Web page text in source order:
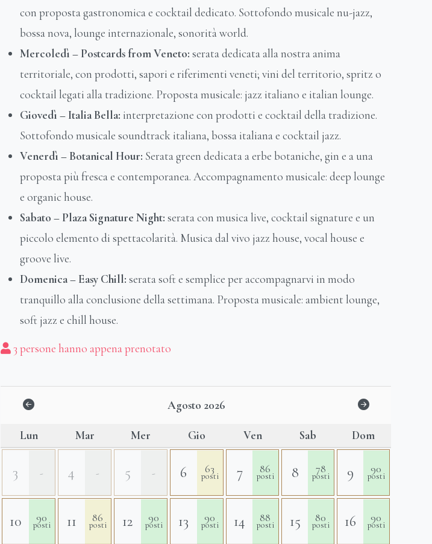
con proposta gastronomica e cocktail dedicato. Sottofondo musicale nu-jazz,
bossa nova, lounge internazionale, sonorità world.
Mercoledì – Postcards from Veneto: serata dedicata alla nostra anima
territoriale, con prodotti, sapori e riferimenti veneti; vini del territorio, spritz o
cocktail legati alla tradizione. Proposta musicale: jazz italiano e italian lounge.
Giovedì – Italia Bella: interpretazione con prodotti e cocktail della tradizione.
Sottofondo musicale soundtrack italiana, bossa italiana e cocktail jazz.
Venerdì – Botanical Hour: Serata green dedicata a erbe botaniche, gin e a una
proposta più fresca e contemporanea. Accompagnamento musicale: deep lounge
e organic house.
Sabato – Plaza Signature Night: serata con musica live, cocktail signature e un
piccolo elemento di spettacolarità. Musica dal vivo jazz house, vocal house e
groove live.
Domenica – Easy Chill: serata soft e semplice per accompagnarvi in modo
tranquillo alla conclusione della settimana. Proposta musicale: ambient lounge,
soft jazz e chill house.
3 persone hanno appena prenotato
Agosto 2026
Lun Mar Mer Gio Ven Sab Dom
3 - 4 - 5 - 6 63
posti 7 86
posti 8 78
posti 9 90
posti
10 90
posti 11 86
posti 12 90
posti 13 90
posti 14 88
posti 15 80
posti 16 90
posti